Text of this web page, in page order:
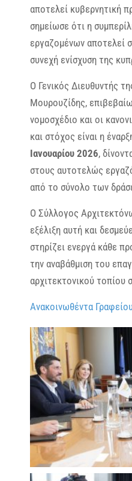
αποτελεί κυβερνητική
σημείωσε ότι η
εργαζομένων αποτελεί
συνεχή ενίσχυση της
Ο Γενικός Διευθυντής
Μουρουζίδης,
νομοσχέδιο και οι
και στόχος είναι η
Ιανουαρίου 2026,
στους αυτοτελώς
από το σύνολο των
Ο Σύλλογος
εξέλιξη αυτή και
στηρίζει ενεργά κάθε
την αναβάθμιση του
αρχιτεκτονικού τοπίου
Ανακοινωθέντα